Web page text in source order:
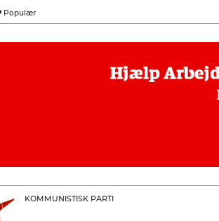
Populær
KOMMUNISTISK PARTI